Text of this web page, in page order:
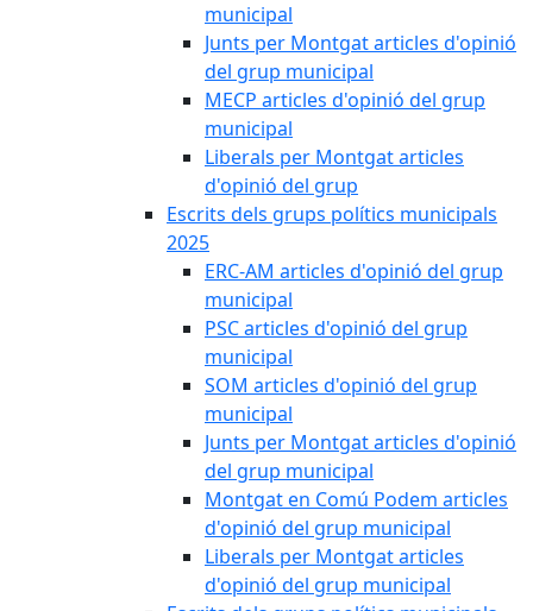
municipal
Junts per Montgat articles d'opinió
del grup municipal
MECP articles d'opinió del grup
municipal
Liberals per Montgat articles
d'opinió del grup
Escrits dels grups polítics municipals
2025
ERC-AM articles d'opinió del grup
municipal
PSC articles d'opinió del grup
municipal
SOM articles d'opinió del grup
municipal
Junts per Montgat articles d'opinió
del grup municipal
Montgat en Comú Podem articles
d'opinió del grup municipal
Liberals per Montgat articles
d'opinió del grup municipal